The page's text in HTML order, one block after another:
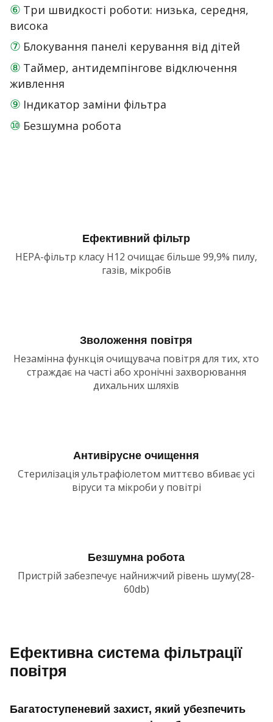
⑥ Три швидкості роботи: низька, середня,
висока
⑦ Блокування панелі керування від дітей
⑧ Таймер, антидемпінгове відключення
живлення
⑨ Індикатор заміни фільтра
⑩ Безшумна робота
Ефективний фільтр
HEPA-фільтр класу Н12 очищає більше 99,9% пилу,
газів, мікробів
Зволоження повітря
Незамінна функція очищувача повітря для тих, хто
страждає на часті або хронічні захворювання
дихальних шляхів
Антивірусне очищення
Стерилізація ультрафіолетом миттєво вбиває усі
віруси та мікроби у повітрі
Безшумна робота
Пристрій забезпечує найнижчий рівень шуму(28-
60db)
Ефективна система фільтрації
повітря
Багатоступеневий захист, який убезпечить